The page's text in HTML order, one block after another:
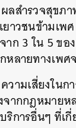
ผลสำรวจสุขภ
ยาวชนข้ามเ
าก 3 ใน 5 ข
หลายทางเพศ
ความเสี่ยงใน
จากกฎหมาย
ริการอื่นๆ ที่เ